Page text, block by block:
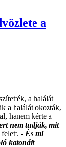
a
a halálát
a halálát okozták,
hanem kérte a
nem tudják, mit
felett. - És mi
katonáit